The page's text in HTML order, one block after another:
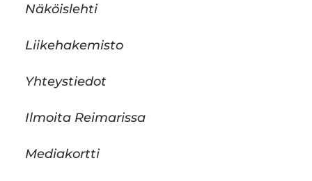
Näköislehti
Liikehakemisto
Yhteystiedot
Ilmoita Reimarissa
Mediakortti